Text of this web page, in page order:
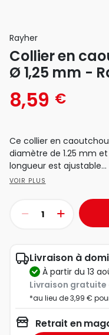
Rayher
Collier en
Ø 1,25 mm -
8,59 €
Ce collier en
diamètre de 1.25 mm
longueur est ajustable...
VOIR PLUS
Livraison à
à partir du 13
Livraison
*au lieu de 3,99 €
Retrait en